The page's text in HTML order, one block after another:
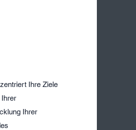
Ihre Ziele
Ihrer